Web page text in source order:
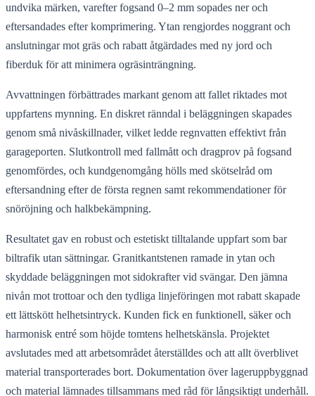
undvika märken, varefter fogsand 0–2 mm sopades ner och
eftersandades efter komprimering. Ytan rengjordes noggrant och
anslutningar mot gräs och rabatt åtgärdades med ny jord och
fiberduk för att minimera ogräsinträngning.
Avvattningen förbättrades markant genom att fallet riktades mot
uppfartens mynning. En diskret ränndal i beläggningen skapades
genom små nivåskillnader, vilket ledde regnvatten effektivt från
garageporten. Slutkontroll med fallmått och dragprov på fogsand
genomfördes, och kundgenomgång hölls med skötselråd om
eftersandning efter de första regnen samt rekommendationer för
snöröjning och halkbekämpning.
Resultatet gav en robust och estetiskt tilltalande uppfart som bar
biltrafik utan sättningar. Granitkantstenen ramade in ytan och
skyddade beläggningen mot sidokrafter vid svängar. Den jämna
nivån mot trottoar och den tydliga linjeföringen mot rabatt skapade
ett lättskött helhetsintryck. Kunden fick en funktionell, säker och
harmonisk entré som höjde tomtens helhetskänsla. Projektet
avslutades med att arbetsområdet återställdes och att allt överblivet
material transporterades bort. Dokumentation över lageruppbyggnad
och material lämnades tillsammans med råd för långsiktigt underhåll.